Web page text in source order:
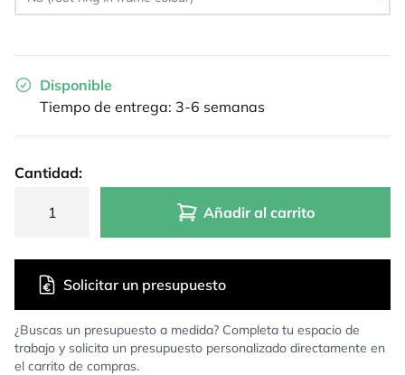
Disponible
Tiempo de entrega: 3-6 semanas
Cantidad:
Añadir al carrito
¿Buscas un presupuesto a medida? Completa tu espacio de
trabajo y solicita un presupuesto personalizado directamente en
el carrito de compras.
Solicitar un presupuesto